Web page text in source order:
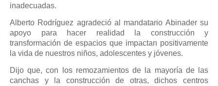
inadecuadas.
Alberto Rodríguez agradeció al mandatario Abinader su
apoyo para hacer realidad la construcción y
transformación de espacios que impactan positivamente
la vida de nuestros niños, adolescentes y jóvenes.
Dijo que, con los remozamientos de la mayoría de las
canchas y la construcción de otras, dichos centros